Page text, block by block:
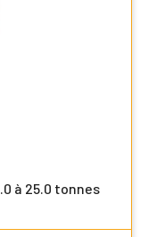
à 25.0 tonnes